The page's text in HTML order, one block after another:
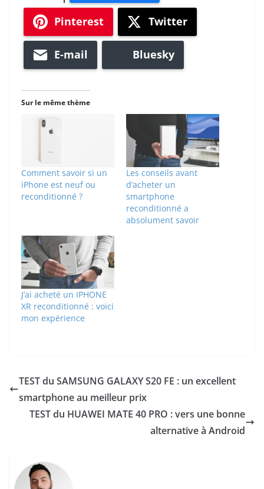
Pinterest Twitter
E-mail Bluesky
Sur le même thème
Comment savoir si un
iPhone est neuf ou
reconditionné ?
Les conseils avant
d’acheter un
smartphone
reconditionné a
absolument savoir
J’ai acheté un IPHONE
XR reconditionné : voici
mon expérience
TEST du SAMSUNG GALAXY S20 FE : un excellent
smartphone au meilleur prix
TEST du HUAWEI MATE 40 PRO : vers une bonne
alternative à Android